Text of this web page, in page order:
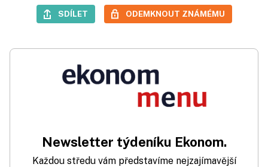
SDÍLET ODEMKNOUT ZNÁMÉMU
Newsletter týdeníku Ekonom.
Každou středu vám představíme nejzajímavější